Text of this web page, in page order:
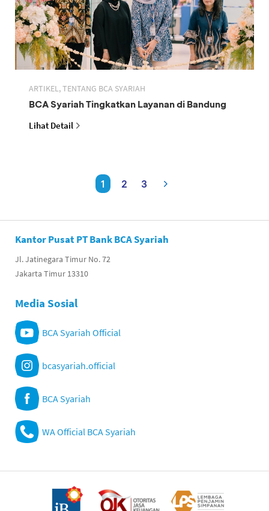
ARTIKEL, TENTANG BCA SYARIAH
BCA Syariah Tingkatkan Layanan di Bandung
Lihat Detail
1 2 3
Kantor Pusat PT Bank BCA Syariah
Jl. Jatinegara Timur No. 72
Jakarta Timur 13310
Media Sosial
BCA Syariah Official
bcasyariah.official
BCA Syariah
WA Official BCA Syariah